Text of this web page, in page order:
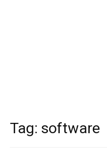
Tag: software